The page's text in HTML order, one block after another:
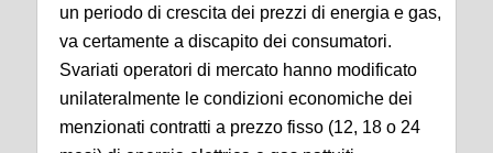
un periodo di crescita dei prezzi di energia e gas,
va certamente a discapito dei consumatori.
Svariati operatori di mercato hanno modificato
unilateralmente le condizioni economiche dei
menzionati contratti a prezzo fisso (12, 18 o 24